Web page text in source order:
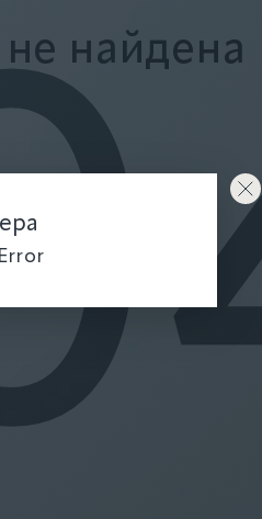
найдена